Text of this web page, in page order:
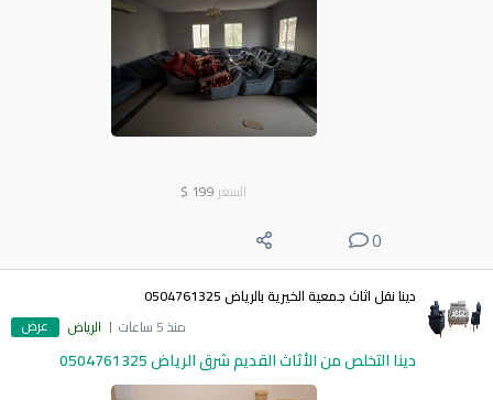
السعر 199
$
0
دينا نقل اثاث جمعية الخيرية بالرياض 0504761325
منذ 5 ساعات
الرياض عرض
دينا التخلص من الأثاث القديم شرق الرياض 0504761325